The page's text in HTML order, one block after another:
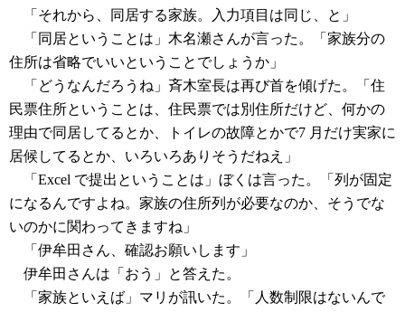
「それから、同居する家族。入力項目は同じ、と」
「同居ということは」木名瀬さんが言った。「家族分の
住所は省略でいいということでしょうか」
「どうなんだろうね」斉木室長は再び首を傾げた。「住
民票住所ということは、住民票では別住所だけど、何かの
理由で同居してるとか、トイレの故障とかで7 月だけ実家に
居候してるとか、いろいろありそうだねえ」
「Excel で提出ということは」ぼくは言った。「列が固定
になるんですよね。家族の住所列が必要なのか、そうでな
いのかに関わってきますね」
「伊牟田さん、確認お願いします」
伊牟田さんは「おう」と答えた。
「家族といえば」マリが訊いた。「人数制限はないんで